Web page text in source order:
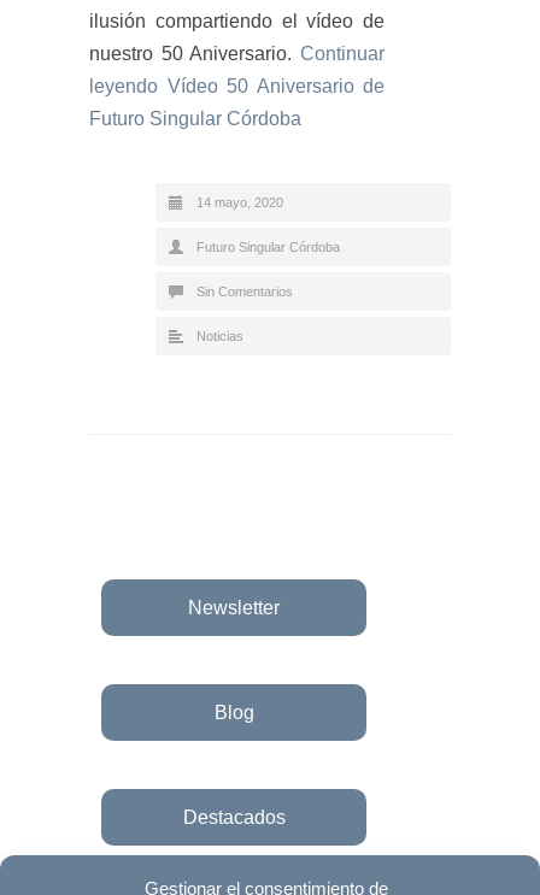
Gestionar el consentimiento de
ilusión compartiendo el vídeo de
nuestro 50 Aniversario. Continuar
leyendo Vídeo 50 Aniversario de
Futuro Singular Córdoba
14 mayo, 2020
Futuro Singular Córdoba
Sin Comentarios
Noticias
Newsletter
Blog
Destacados